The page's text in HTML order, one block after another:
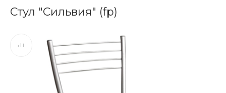
Стул "Сильвия" (fp)